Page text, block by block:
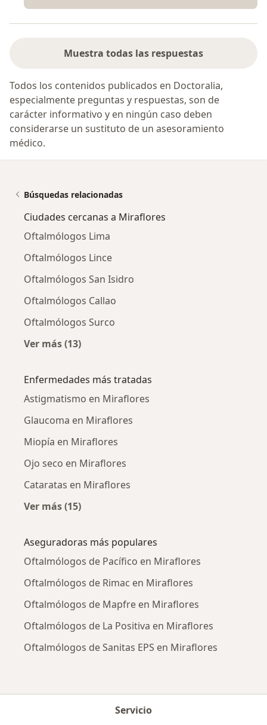
Muestra todas las respuestas
Todos los contenidos publicados en Doctoralia,
especialmente preguntas y respuestas, son de
carácter informativo y en ningún caso deben
considerarse un sustituto de un asesoramiento
médico.
Búsquedas relacionadas
Ciudades cercanas a Miraflores
Oftalmólogos Lima
Oftalmólogos Lince
Oftalmólogos San Isidro
Oftalmólogos Callao
Oftalmólogos Surco
Ver más (13)
Enfermedades más tratadas
Astigmatismo en Miraflores
Glaucoma en Miraflores
Miopía en Miraflores
Ojo seco en Miraflores
Cataratas en Miraflores
Ver más (15)
Aseguradoras más populares
Oftalmólogos de Pacífico en Miraflores
Oftalmólogos de Rimac en Miraflores
Oftalmólogos de Mapfre en Miraflores
Oftalmólogos de La Positiva en Miraflores
Oftalmólogos de Sanitas EPS en Miraflores
Servicio